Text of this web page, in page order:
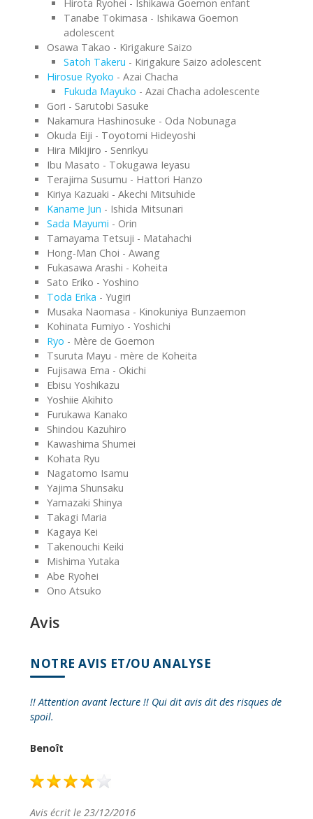
Hirota Ryohei - Ishikawa Goemon enfant
Tanabe Tokimasa - Ishikawa Goemon
adolescent
Osawa Takao - Kirigakure Saizo
Satoh Takeru - Kirigakure Saizo adolescent
Hirosue Ryoko - Azai Chacha
Fukuda Mayuko - Azai Chacha adolescente
Gori - Sarutobi Sasuke
Nakamura Hashinosuke - Oda Nobunaga
Okuda Eiji - Toyotomi Hideyoshi
Hira Mikijiro - Senrikyu
Ibu Masato - Tokugawa Ieyasu
Terajima Susumu - Hattori Hanzo
Kiriya Kazuaki - Akechi Mitsuhide
Kaname Jun - Ishida Mitsunari
Sada Mayumi - Orin
Tamayama Tetsuji - Matahachi
Hong-Man Choi - Awang
Fukasawa Arashi - Koheita
Sato Eriko - Yoshino
Toda Erika - Yugiri
Musaka Naomasa - Kinokuniya Bunzaemon
Kohinata Fumiyo - Yoshichi
Ryo - Mère de Goemon
Tsuruta Mayu - mère de Koheita
Fujisawa Ema - Okichi
Ebisu Yoshikazu
Yoshiie Akihito
Furukawa Kanako
Shindou Kazuhiro
Kawashima Shumei
Kohata Ryu
Nagatomo Isamu
Yajima Shunsaku
Yamazaki Shinya
Takagi Maria
Kagaya Kei
Takenouchi Keiki
Mishima Yutaka
Abe Ryohei
Ono Atsuko
Avis
NOTRE AVIS ET/OU ANALYSE
!! Attention avant lecture !! Qui dit avis dit des risques de
spoil.
Benoît
Avis écrit le 23/12/2016